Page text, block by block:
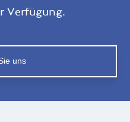
Verfügung.
uns